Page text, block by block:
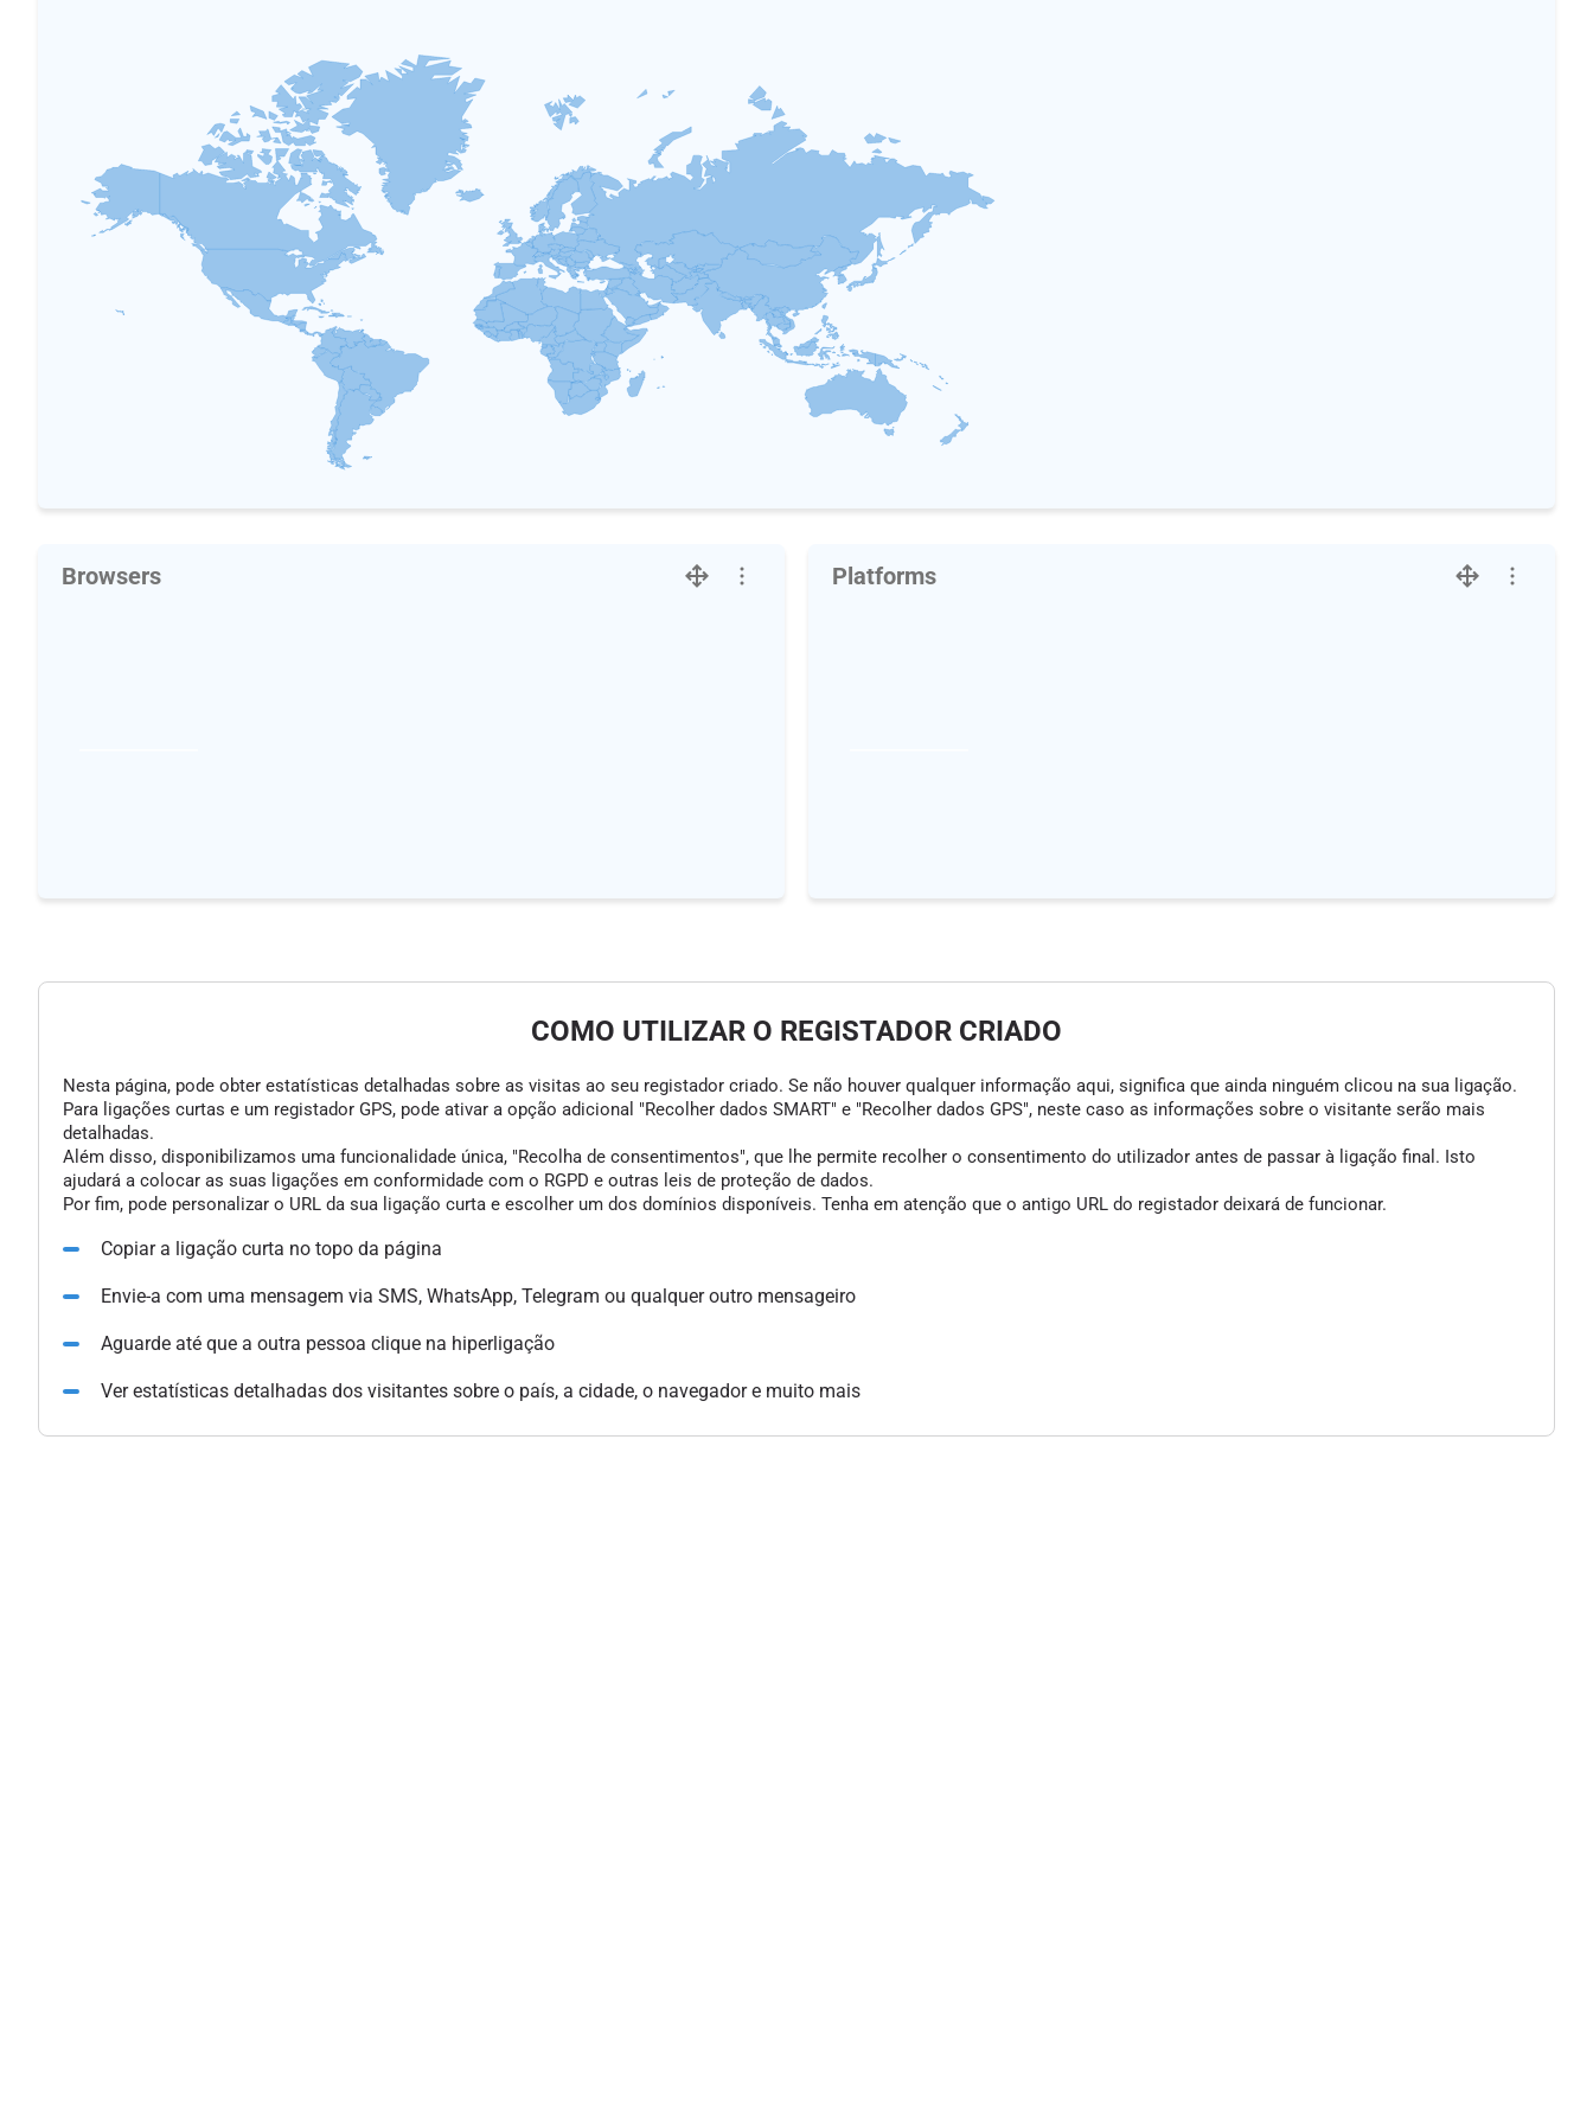
Browsers Platforms
COMO UTILIZAR O REGISTADOR CRIADO
Nesta página, pode obter estatísticas detalhadas sobre as visitas ao seu registador criado. Se não houver qualquer informação aqui, significa que ainda ninguém clicou na sua ligação.
Para ligações curtas e um registador GPS, pode ativar a opção adicional "Recolher dados SMART" e "Recolher dados GPS", neste caso as informações sobre o visitante serão mais
detalhadas.
Além disso, disponibilizamos uma funcionalidade única, "Recolha de consentimentos", que lhe permite recolher o consentimento do utilizador antes de passar à ligação final. Isto
ajudará a colocar as suas ligações em conformidade com o RGPD e outras leis de proteção de dados.
Por fim, pode personalizar o URL da sua ligação curta e escolher um dos domínios disponíveis. Tenha em atenção que o antigo URL do registador deixará de funcionar.
Copiar a ligação curta no topo da página
Envie-a com uma mensagem via SMS, WhatsApp, Telegram ou qualquer outro mensageiro
Aguarde até que a outra pessoa clique na hiperligação
Ver estatísticas detalhadas dos visitantes sobre o país, a cidade, o navegador e muito mais